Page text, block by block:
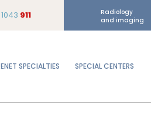
911
Radiology
and imaging
SPECIALTIES SPECIAL CENTERS